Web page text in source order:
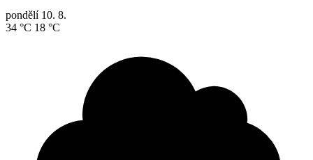
pondělí 10. 8.
34 °C 18 °C